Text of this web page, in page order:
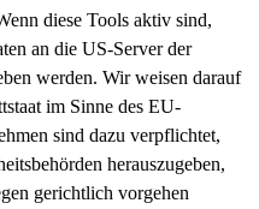
diese Tools aktiv sind,
an die US-Server der
werden. Wir weisen darauf
im Sinne des EU-
sind dazu verpflichtet,
herauszugeben,
gerichtlich vorgehen